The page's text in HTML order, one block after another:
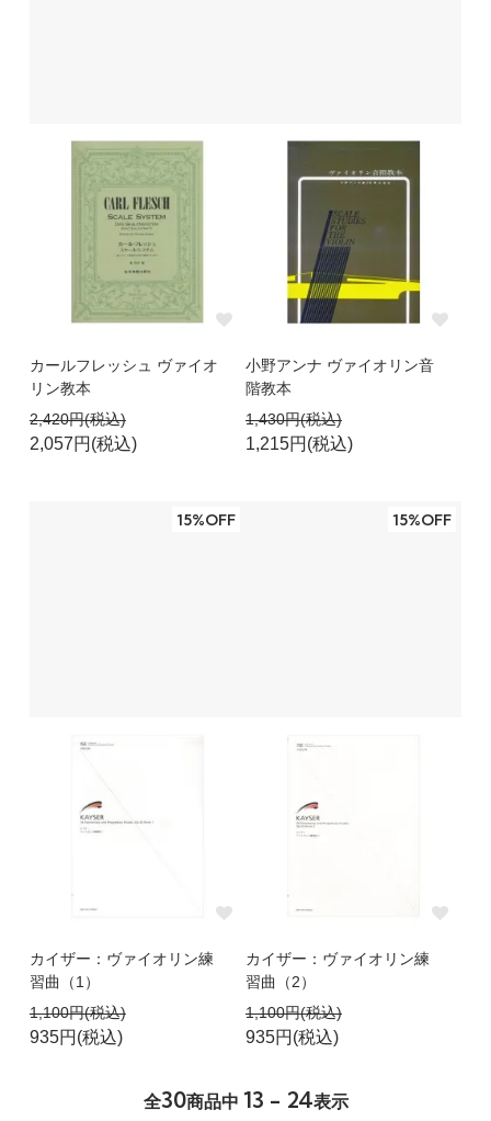
カールフレッシュ ヴァイオ
リン教本
2,420円(税込)
2,057円(税込)
小野アンナ ヴァイオリン音
階教本
1,430円(税込)
1,215円(税込)
15%OFF
カイザー：ヴァイオリン練
習曲（1）
1,100円(税込)
935円(税込)
15%OFF
カイザー：ヴァイオリン練
習曲（2）
1,100円(税込)
935円(税込)
全30商品中 13 - 24表示